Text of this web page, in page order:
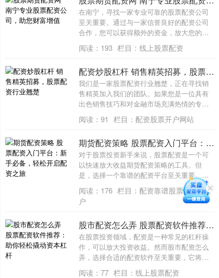
在南宁，寻找一家专业可靠的股票配资公司
至关重要。通过与一家信誉良好的配资公司
合作，您可以获得额外的资金，放大您的投
资收益....
阅读： 193 栏目： 线上股票配资
配资炒股杠杆 销售精英招募，股票配资行业翘楚
我们是一家股票配资行业翘楚，正在寻找销
售精英加入我们的团队。如果您是一位具有
出色销售技巧和对金融市场充满热情的专业
人士配....
阅读： 91 栏目： 配资股票开户网站
期货配资策略 股票配资入门平台：新手必备，轻松开启配资之旅
对于股票投资新手来说，股票配资是一个可
以快速放大收益期货配资策略的工具。但
是，选择一个靠谱的配资平台至关重要。以
下是一些....
阅读： 176 栏目： 配资靠谱股票配资门
户
股市配资怎么弄 股票配资软件推荐：助你轻松撬动资本杠杆
在股票投资领域，配资是一种常见的杠杆操
作，可以放大投资收益。然而股市配资怎么
弄，选择合适的配资软件至关重要，它将直
接影响....
阅读： 77 栏目： 线上股票配资